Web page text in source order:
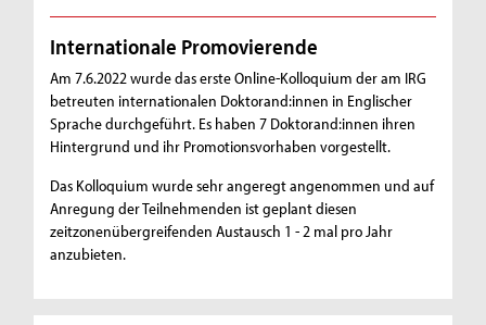
Internationale Promovierende
Am 7.6.2022 wurde das erste Online-Kolloquium der am IRG
betreuten internationalen Doktorand:innen in Englischer
Sprache durchgeführt. Es haben 7 Doktorand:innen ihren
Hintergrund und ihr Promotionsvorhaben vorgestellt.
Das Kolloquium wurde sehr angeregt angenommen und auf
Anregung der Teilnehmenden ist geplant diesen
zeitzonenübergreifenden Austausch 1 - 2 mal pro Jahr
anzubieten.